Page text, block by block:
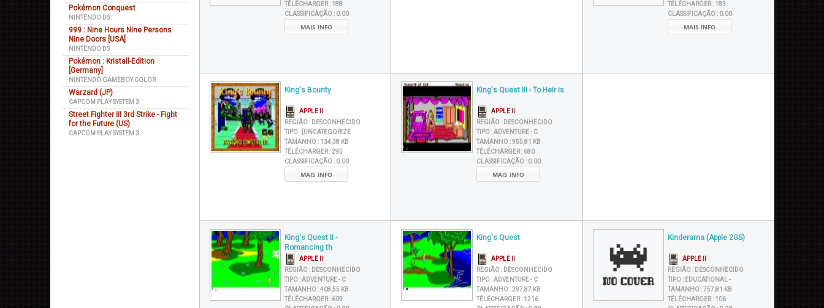
Pokémon Conquest
NINTENDO DS
999 : Nine Hours Nine Persons
Nine Doors [USA]
NINTENDO DS
Pokémon : Kristall-Edition
[Germany]
NINTENDO GAMEBOY COLOR
Warzard (JP)
CAPCOM PLAY SYSTEM 3
Street Fighter III 3rd Strike - Fight
for the Future (US)
CAPCOM PLAY SYSTEM 3
TÉLÉCHARGER : 188
CLASSIFICAÇÃO : 0.00
MAIS INFO
TÉLÉCHARGER : 183
CLASSIFICAÇÃO : 0.00
MAIS INFO
King's Bounty
APPLE II
REGIÃO : DESCONHECIDO
TIPO : [UNCATEGORIZE
TAMANHO : 134,38 KB
TÉLÉCHARGER :295
CLASSIFICAÇÃO : 0.00
MAIS INFO
King's Quest III - To Heir is
APPLE II
REGIÃO : DESCONHECIDO
TIPO :ADVENTURE - C
TAMANHO :955,81 KB
TÉLÉCHARGER : 680
CLASSIFICAÇÃO : 0.00
MAIS INFO
King's Quest II -
Romancing th
APPLE II
REGIÃO : DESCONHECIDO
TIPO :ADVENTURE - C
TAMANHO :408,55 KB
TÉLÉCHARGER : 609
King's Quest
APPLE II
REGIÃO : DESCONHECIDO
TIPO :ADVENTURE - C
TAMANHO :297,87 KB
TÉLÉCHARGER : 1216
Kinderama (Apple 2GS)
APPLE II
REGIÃO : DESCONHECIDO
TIPO : EDUCATIONAL -
TAMANHO :757,81 KB
TÉLÉCHARGER : 106